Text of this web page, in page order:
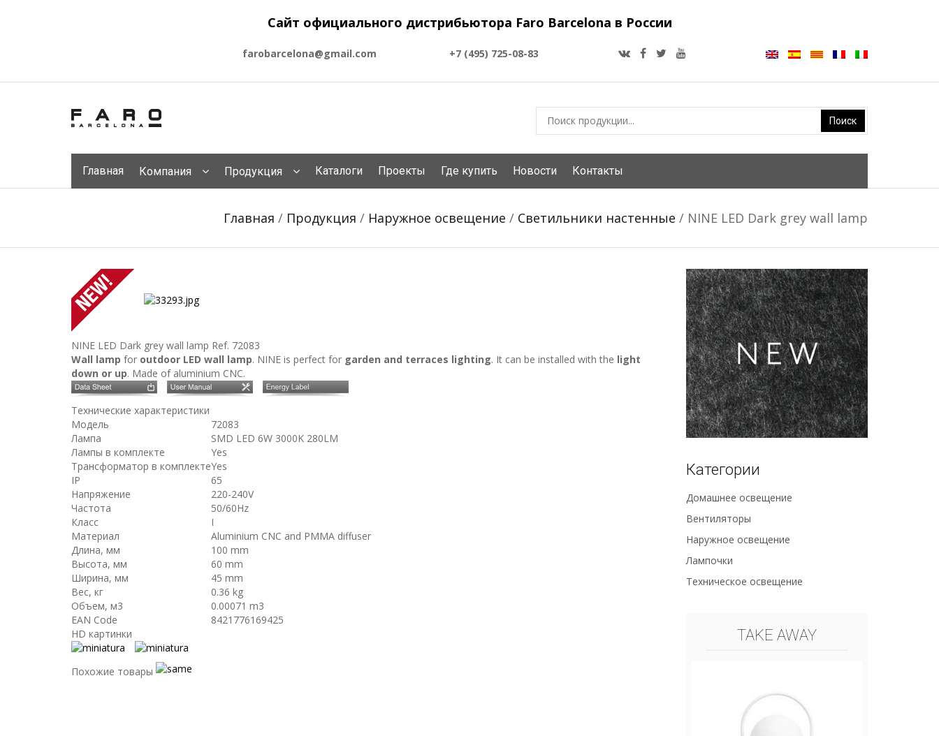
Сайт официального дистрибьютора Faro Barcelona в России
farobarcelona@gmail.com +7 (495) 725-08-83
Главная Компания Продукция Каталоги Проекты Где купить Новости Контакты
Главная / Продукция / Наружное освещение / Светильники настенные / NINE LED Dark grey wall lamp
NINE LED Dark grey wall lamp Ref. 72083
Wall lamp for outdoor LED wall lamp. NINE is perfect for garden and terraces lighting. It can be installed with the light
down or up. Made of aluminium CNC.
Технические характеристики
Модель
72083
Лампа
SMD LED 6W 3000K 280LM
Лампы в комплекте
Yes
Трансформатор в комплектеYes
IP
65
Напряжение
220-240V
Частота
50/60Hz
Класс
I
Материал
Aluminium CNC and PMMA diffuser
Длина, мм
100 mm
Высота, мм
60 mm
Ширина, мм
45 mm
Вес, кг
0.36 kg
Объем, м3
0.00071 m3
EAN Code
8421776169425
HD картинки
Похожие товары
Категории
Домашнее освещение
Вентиляторы
Наружное освещение
Лампочки
Техническое освещение
TAKE AWAY